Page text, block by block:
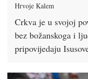
Hrvoje Kalem
Crkva je u svojoj
bez božanskoga i
pripovijedaju